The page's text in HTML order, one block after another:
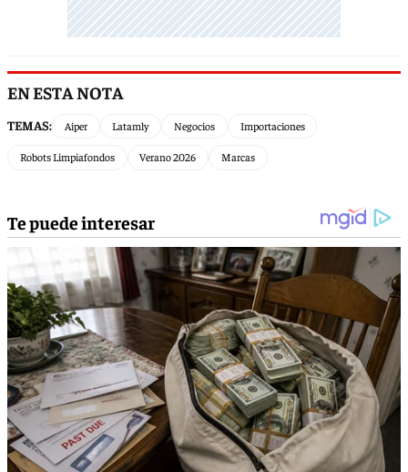
EN ESTA NOTA
TEMAS: Aiper Latamly Negocios Importaciones
Robots Limpiafondos Verano 2026 Marcas